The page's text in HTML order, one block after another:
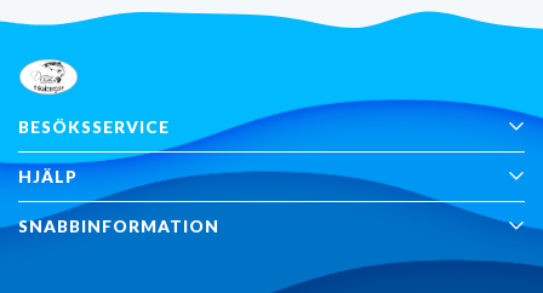
BESÖKSSERVICE
HJÄLP
SNABBINFORMATION